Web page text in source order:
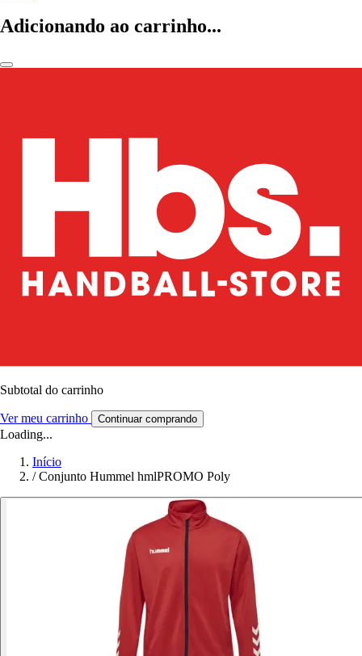
Adicionando ao carrinho...
Subtotal do carrinho
Ver meu carrinho Continuar comprando
Loading...
Início
/ Conjunto Hummel hmlPROMO Poly